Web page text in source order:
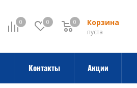
0 0 Корзина
0
пуста
0
Контакты Акции